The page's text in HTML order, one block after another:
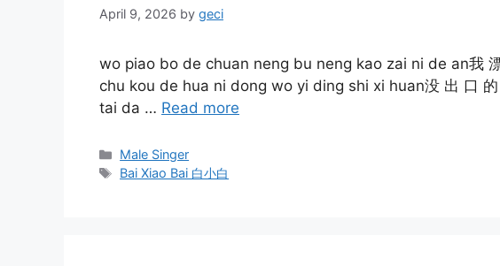
April 9, 2026 by geci
wo piao bo de chuan neng bu neng kao zai ni de an我
chu kou de hua ni dong wo yi ding shi xi huan没 出 口
tai da … Read more
Categories
Male Singer
Tags
Bai Xiao Bai 白小白